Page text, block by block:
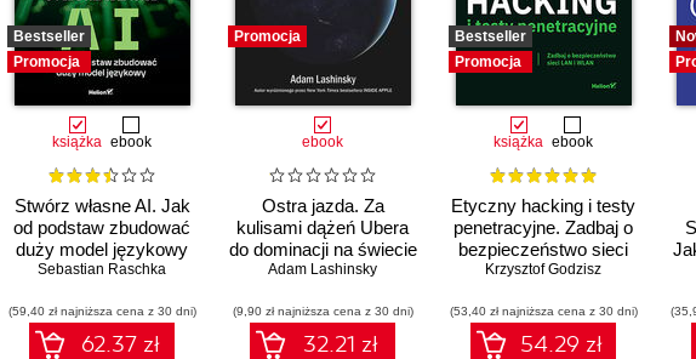
Bestseller
Promocja
książka ebook
Stwórz własne AI. Jak
od podstaw zbudować
duży model językowy
Sebastian Raschka
(59,40 zł najniższa cena z 30 dni)
62.37 zł
Promocja
ebook
Ostra jazda. Za
kulisami dążeń Ubera
do dominacji na świecie
Adam Lashinsky
(9,90 zł najniższa cena z 30 dni)
32.21 zł
Bestseller
Promocja
książka ebook
Etyczny hacking i testy
penetracyjne. Zadbaj o
bezpieczeństwo sieci
LAN i WLAN
Krzysztof Godzisz
(53,40 zł najniższa cena z 30 dni)
54.29 zł